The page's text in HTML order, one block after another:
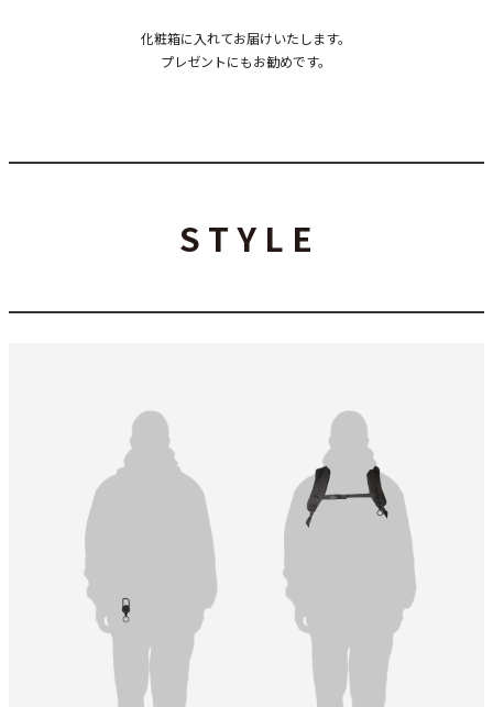
化粧箱に入れてお届けいたします。
プレゼントにもお勧めです。
S T Y L E